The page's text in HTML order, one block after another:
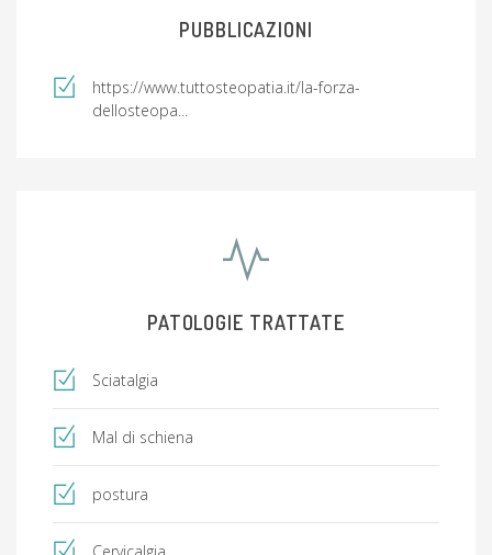
PUBBLICAZIONI
https://www.tuttosteopatia.it/la-forza-
dellosteopa...
PATOLOGIE TRATTATE
Sciatalgia
Mal di schiena
postura